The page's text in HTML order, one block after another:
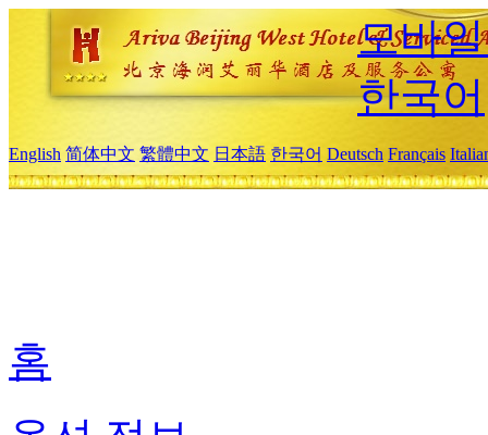
모바
한국어
English 简体中文 繁體中文 日本語 한국어 Deutsch Français
홈